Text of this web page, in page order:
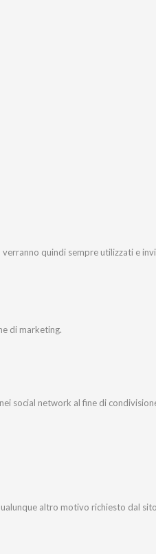
quindi sempre utilizzati e
di marketing.
social network al fine di
altro motivo richiesto dal